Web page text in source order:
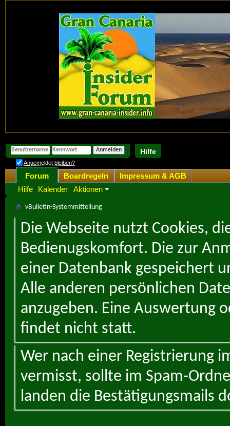
Hilfe
Angemeldet bleiben?
Forum
Hilfe
Kalender Aktionen
Boardregeln Impressum & AGB
vBulletin-Systemmitteilung
Die Webseite nutzt Cookies,
Bedienugskomfort. Die zur
einer Datenbank gespeichert
Alle anderen persönlichen
anzugeben. Eine Auswertung
findet nicht statt.
Wer nach einer Registrierung
vermisst, sollte im Spam-
landen die Bestätigungsmails